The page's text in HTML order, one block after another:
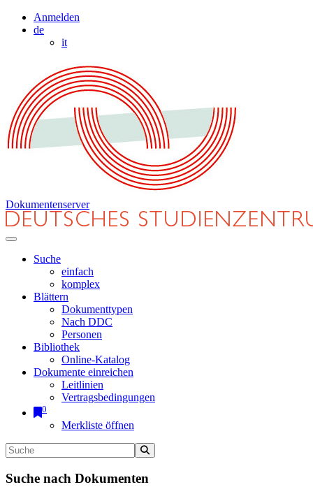
Anmelden
de
it
Dokumentenserver
Suche
einfach
komplex
Blättern
Dokumenttypen
Nach DDC
Personen
Bibliothek
Online-Katalog
Dokumente einreichen
Leitlinien
Vertragsbedingungen
0
Merkliste öffnen
Suche nach Dokumenten